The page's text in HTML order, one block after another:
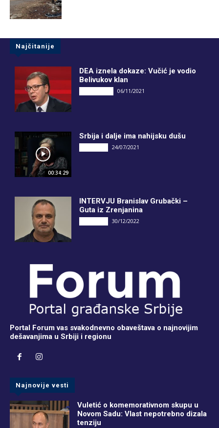
Najčitanije
DEA iznela dokaze: Vučić je vodio
Belivukov klan
06/11/2021
00:34:29
Srbija i dalje ima nahijsku dušu
24/07/2021
INTERVJU Branislav Grubački –
Guta iz Zrenjanina
30/12/2022
Portal Forum vas svakodnevno obaveštava o najnovijim
dešavanjima u Srbiji i regionu
Najnovije vesti
Vuletić o komemorativnom skupu u
Novom Sadu: Vlast nepotrebno dizala
tenziju